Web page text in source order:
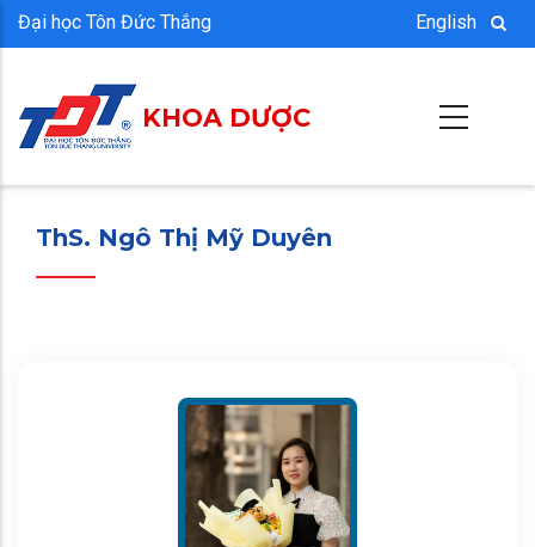
Nhảy
đến
dung
Đại học Tôn Đức Thắng English
KHOA DƯỢC
ThS. Ngô Thị Mỹ Duyên